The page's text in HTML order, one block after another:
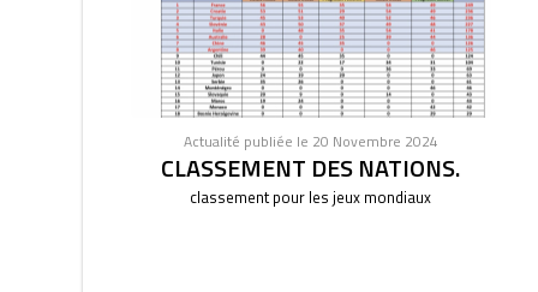
Actualité publiée le 20 Novembre 2024
CLASSEMENT DES NATIONS.
classement pour les jeux mondiaux